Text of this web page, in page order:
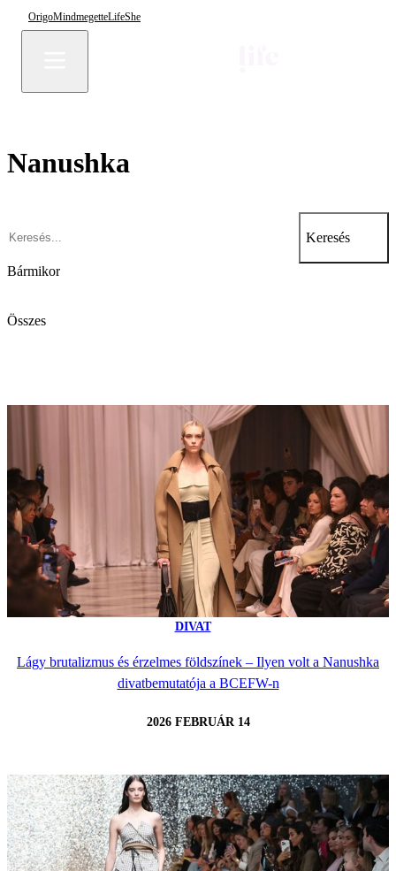
OrigoMindmegetteLifeShe
Nanushka
Keresés
Bármikor
Összes
DIVAT
Lágy brutalizmus és érzelmes földszínek – Ilyen volt a Nanushka
divatbemutatója a BCEFW-n
2026 FEBRUÁR 14